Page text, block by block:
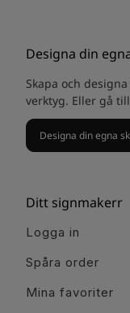
Designa din
Skapa och
verktyg. Eller gå till
Designa din egna
Ditt signmakerr
Logga in
Spåra order
Mina favoriter